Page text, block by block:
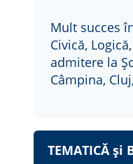
Mult succes
Civică,
admitere la
Câmpina,
TEMATICĂ și